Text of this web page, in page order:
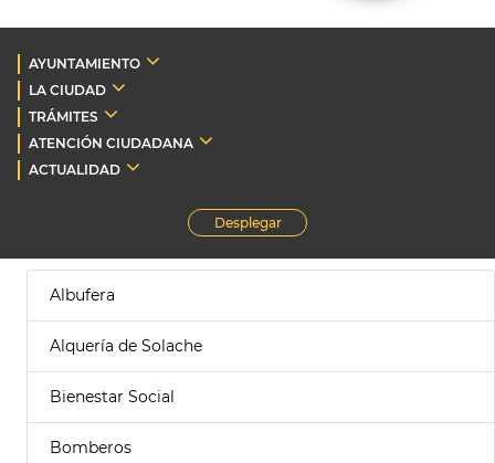
AYUNTAMIENTO
LA CIUDAD
TRÁMITES
ATENCIÓN CIUDADANA
ACTUALIDAD
Desplegar
Albufera
Alquería de Solache
Bienestar Social
Bomberos